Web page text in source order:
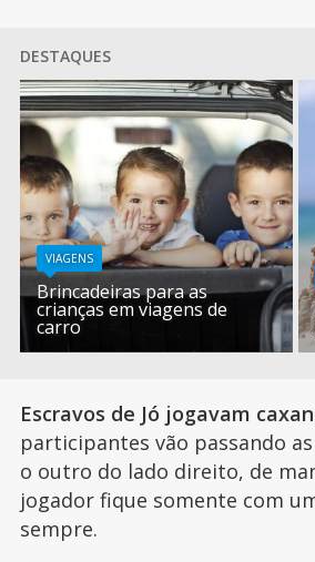
DESTAQUES
VIAGENS
Brincadeiras para as
crianças em viagens de
carro
Escravos de Jó jogavam
participantes vão passando
o outro do lado direito, de
jogador fique somente com
sempre.